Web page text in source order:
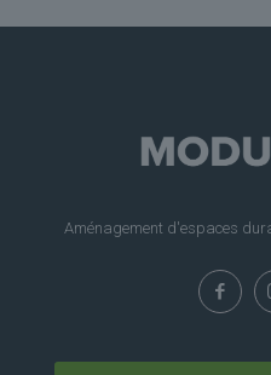
Aménagement d'espaces